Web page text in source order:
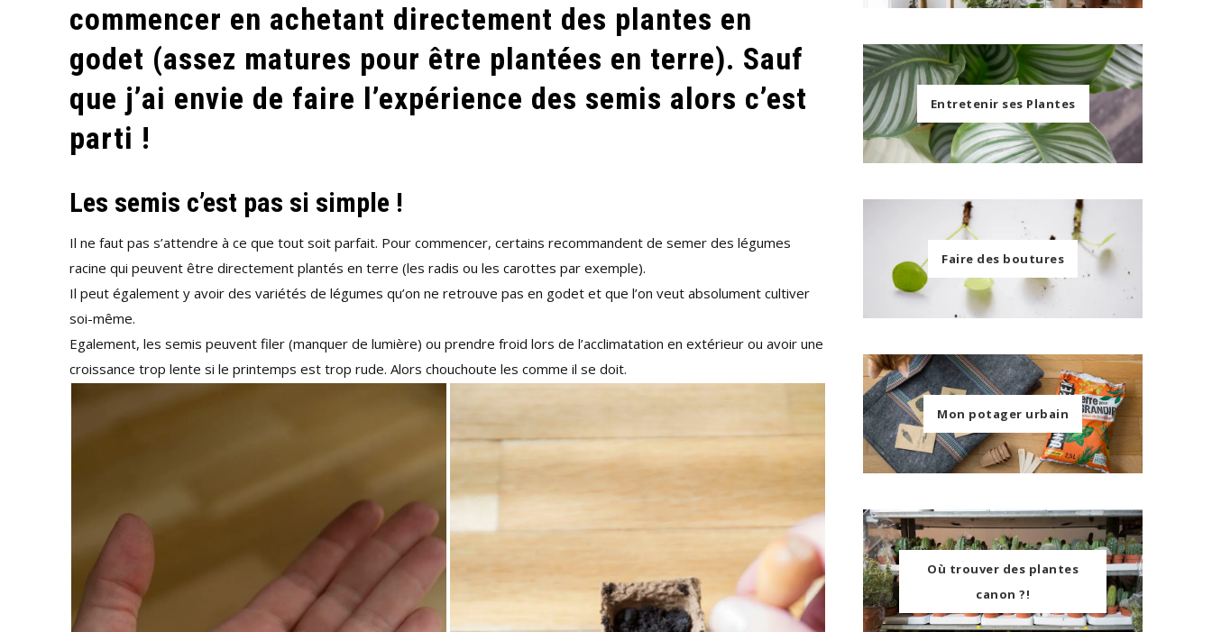
PREMIÈRE
!
commencer en achetant directement des plantes en
godet (assez matures pour être plantées en terre). Sauf
que j’ai envie de faire l’expérience des semis alors c’est
parti !
Les semis c’est pas si simple !
Il ne faut pas s’attendre à ce que tout soit parfait. Pour commencer, certains recommandent de semer des légumes
racine qui peuvent être directement plantés en terre (les radis ou les carottes par exemple).
Il peut également y avoir des variétés de légumes qu’on ne retrouve pas en godet et que l’on veut absolument cultiver
soi-même.
Egalement, les semis peuvent filer (manquer de lumière) ou prendre froid lors de l’acclimatation en extérieur ou avoir une
croissance trop lente si le printemps est trop rude. Alors chouchoute les comme il se doit.
Entretenir ses Plantes
Faire des boutures
Mon potager urbain
Où trouver des plantes
canon ?!